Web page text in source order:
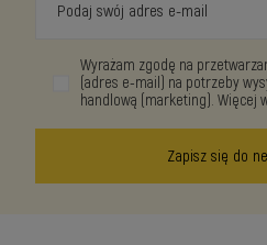
Podaj swój adres e-mail
Wyrażam zgodę na
(adres e-mail) na potrzeby
handlową (marketing). Więcej
Zapisz się do